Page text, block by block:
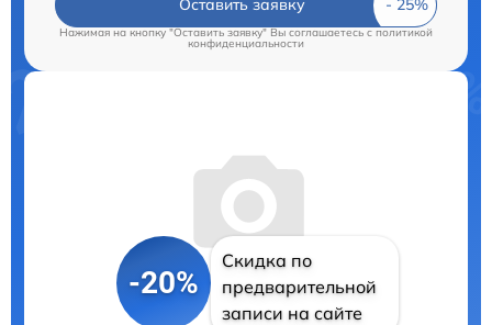
Оставить заявку
Нажимая на кнопку "Оставить заявку" Вы соглашаетесь cполитикой
конфиденциальности
-20%
Скидка по
предварительной
записи на сайте